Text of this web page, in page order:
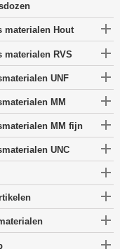
materialen Hout 
materialen RVS 
UNF 
MM 
MM fijn 
UNC 



